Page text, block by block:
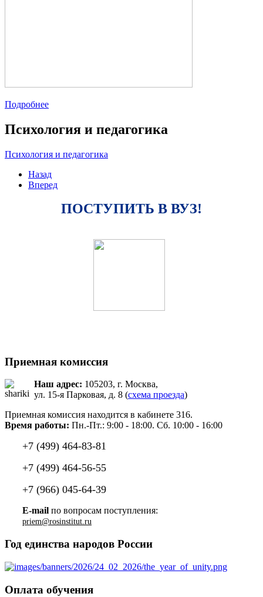
Подробнее
Психология и педагогика
Психология и педагогика
Назад
Вперед
ПОСТУПИТЬ В ВУЗ!
Приемная комиссия
Наш адрес: 105203, г. Москва,
ул. 15-я Парковая, д. 8 (схема проезда)
Приемная комиссия находится в кабинете 316.
Время работы: Пн.-Пт.: 9:00 - 18:00. Сб. 10:00 - 16:00
+7 (499) 464-83-81
+7 (499) 464-56-55
+7 (966) 045-64-39
E-mail по вопросам поступления:
Год единства народов России
Оплата обучения